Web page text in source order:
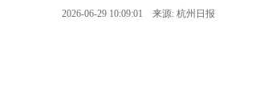
2026-06-29 10:09:01 来源: 杭州日报